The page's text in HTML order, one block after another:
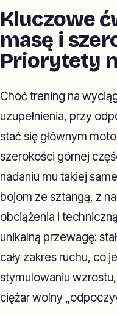
Kluczowe
masę i
Priorytety
Choć trening na
uzupełnienia, przy
stać się głównym
szerokości górnej
nadaniu mu takiej
bojom ze sztangą, z
obciążenia i
unikalną przewagę:
cały zakres ruchu, co
stymulowaniu
ciężar wolny